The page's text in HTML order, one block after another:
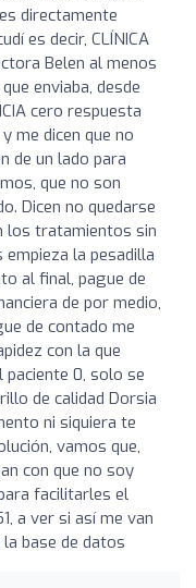
directamente
es decir, CLÍNICA
Belen al menos
enviaba, desde
cero respuesta
me dicen que no
de un lado para
que no son
Dicen no quedarse
los tratamientos sin
la pesadilla
al final, pague de
de por medio,
de contado me
con la que
0, solo se
de calidad Dorsia
ni siquiera te
vamos que,
con que no soy
facilitarles el
a ver si así me van
base de datos